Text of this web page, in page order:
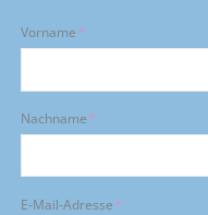
Pflichtfeld
Vorname*
Pflichtfeld
Nachname*
Pflichtfeld
E-Mail-Adresse*